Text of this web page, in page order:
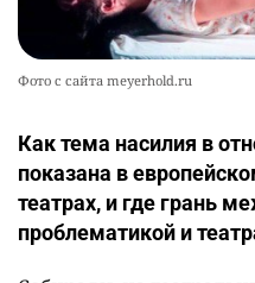
Фото с сайта meyerhold.ru
Как тема насилия в
показана в
театрах, и где грань
проблематикой и